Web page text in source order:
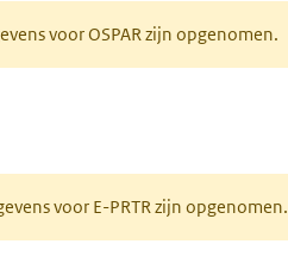
voor OSPAR zijn opgenomen.
voor E-PRTR zijn opgenomen.